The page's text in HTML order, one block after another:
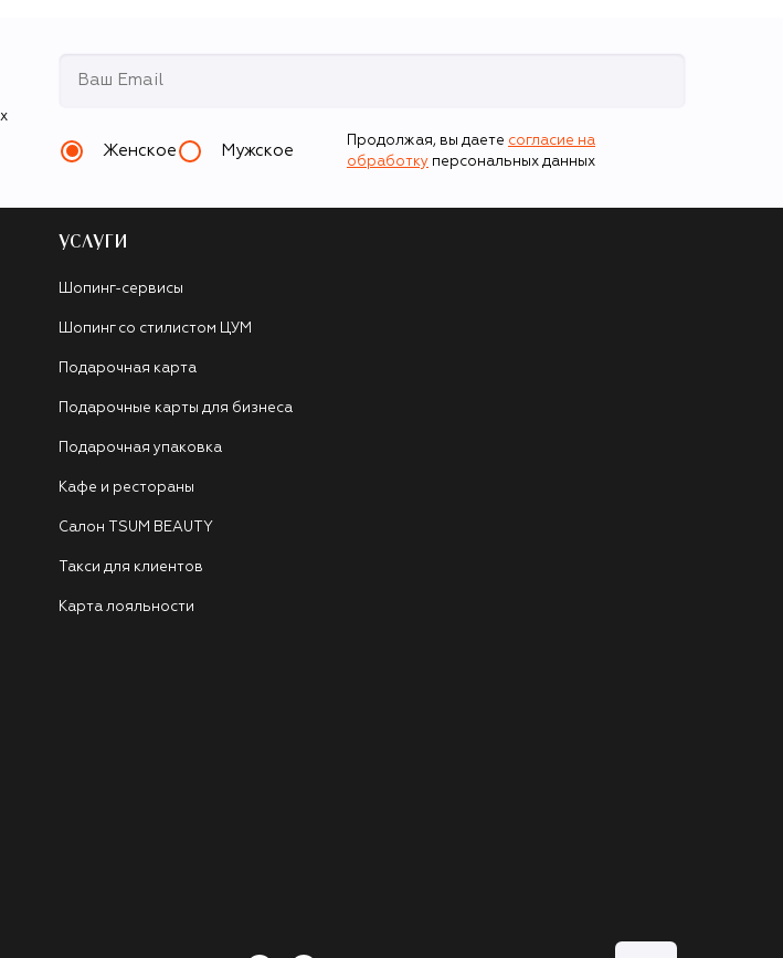
Женское Мужское
Продолжая, вы даете согласие на
обработку персональных данных
УСЛУГИ
Шопинг-сервисы
Шопинг со стилистом ЦУМ
Подарочная карта
Подарочные карты для бизнеса
Подарочная упаковка
Кафе и рестораны
Салон TSUM BEAUTY
Такси для клиентов
Карта лояльности